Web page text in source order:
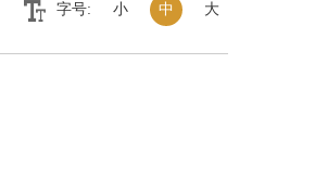
字号: 小 中 大